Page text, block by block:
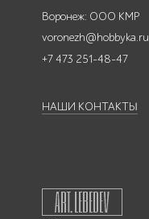
Воронеж: ООО КМР
voronezh@hobbyka.ru
+7 473 251-48-47
НАШИ КОНТАКТЫ